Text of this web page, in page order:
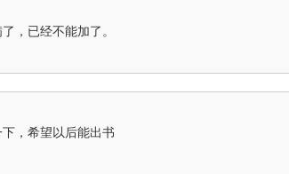
，已经不能加了。
，希望以后能出书